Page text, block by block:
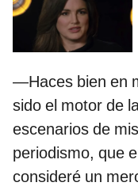
—Haces bien en
sido el motor de
escenarios de
periodismo, que
consideré un